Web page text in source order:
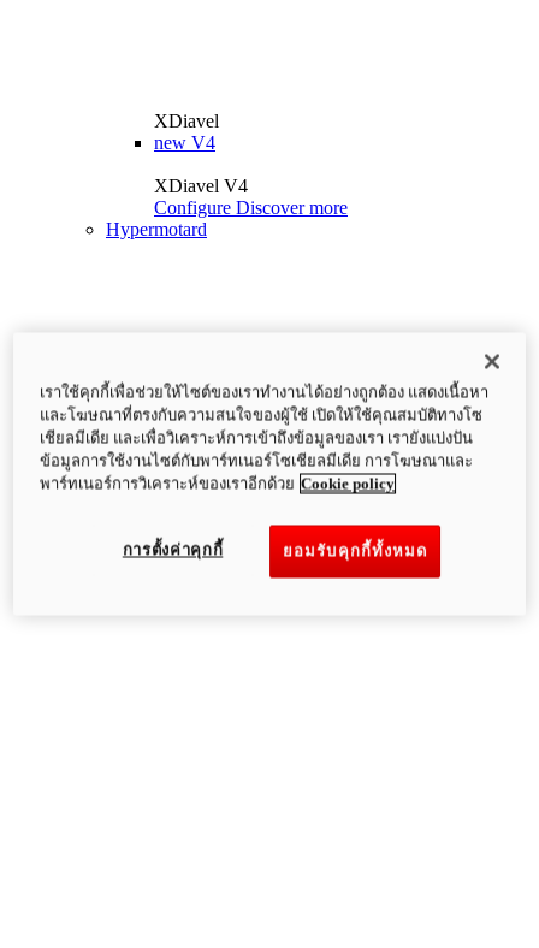
XDiavel
new V4
XDiavel V4
Configure Discover more
Hypermotard
เราใช้คุกกี้เพื่อช่วยให้ไซต์ของเราทำงานได้อย่างถูกต้อง แสดงเนื้อหา
และโฆษณาที่ตรงกับความสนใจของผู้ใช้ เปิดให้ใช้คุณสมบัติทางโซ
เชียลมีเดีย และเพื่อวิเคราะห์การเข้าถึงข้อมูลของเรา เรายังแบ่งปัน
ข้อมูลการใช้งานไซต์กับพาร์ทเนอร์โซเชียลมีเดีย การโฆษณาและ
พาร์ทเนอร์การวิเคราะห์ของเราอีกด้วย Cookie policy
ยอมรับคุกกี้ทั้งหมด
การตั้งค่าคุกกี้